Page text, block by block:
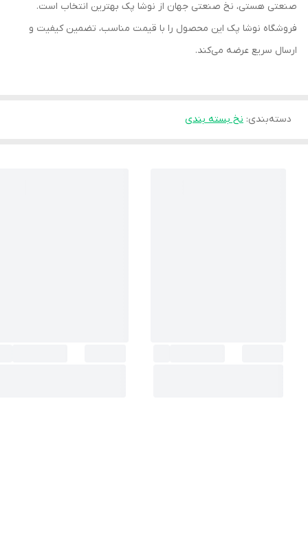
صنعتی هستی، نخ صنعتی جهان از نوشا پک بهترین انتخاب است.
فروشگاه نوشا پک این محصول را با قیمت مناسب، تضمین کیفیت و
ارسال سریع عرضه می‌کند.
دسته‌بندی: نخ بسته بندی